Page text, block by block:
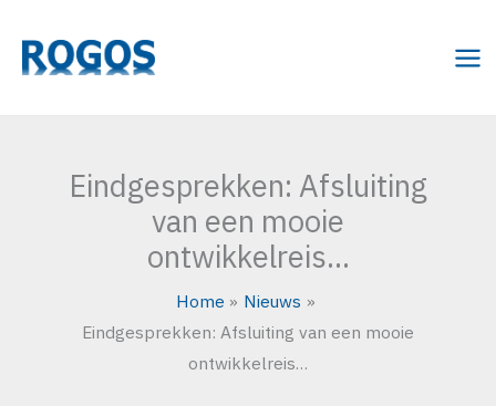
naar
Eindgesprekken: Afsluiting
van een mooie
ontwikkelreis…
Home
Nieuws
Eindgesprekken: Afsluiting van een mooie
ontwikkelreis…